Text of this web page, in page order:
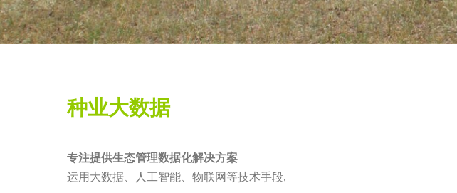
种业大数据
专注提供生态管理数据化解决方案
运用大数据、人工智能、物联网等技术手段,